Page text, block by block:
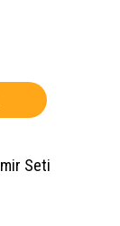
Seti